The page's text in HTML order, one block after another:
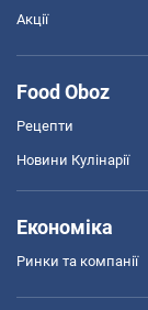
Акції
Food Oboz
Рецепти
Новини Кулінарії
Економіка
Ринки та компанії